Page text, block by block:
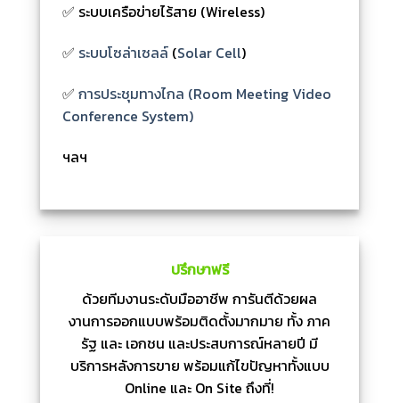
✅ ระบบเครือข่ายไร้สาย (Wireless)
✅ ระบบโซล่าเซลล์ (Solar Cell)
✅ การประชุมทางไกล (Room Meeting Video
Conference System)
ฯลฯ
ปรึกษาฟรี
ด้วยทีมงานระดับมืออาชีพ การันตีด้วยผล
งานการออกแบบพร้อมติดตั้งมากมาย ทั้ง ภาค
รัฐ และ เอกชน และประสบการณ์หลายปี มี
บริการหลังการขาย พร้อมแก้ไขปัญหาทั้งแบบ
Online และ On Site ถึงที่!